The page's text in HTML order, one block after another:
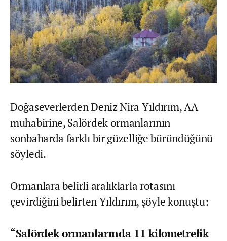
Doğaseverlerden Deniz Nira Yıldırım, AA
muhabirine, Salördek ormanlarının
sonbaharda farklı bir güzelliğe büründüğünü
söyledi.
Ormanlara belirli aralıklarla rotasını
çevirdiğini belirten Yıldırım, şöyle konuştu:
“Salördek ormanlarında 11 kilometrelik